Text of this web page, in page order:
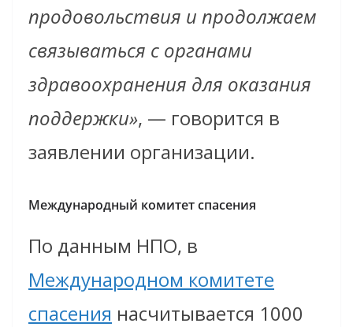
продовольствия и продолжаем
связываться с органами
здравоохранения для оказания
поддержки», — говорится в
заявлении организации.
Международный комитет спасения
По данным НПО, в
Международном комитете
спасения насчитывается 1000